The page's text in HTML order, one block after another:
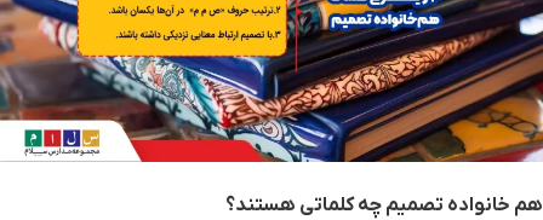
هم خانواده تصمیم چه کلماتی هستند؟